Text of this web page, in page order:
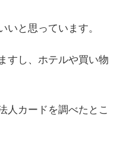
いと思っています。
すし、ホテルや買い物
人カードを調べたとこ